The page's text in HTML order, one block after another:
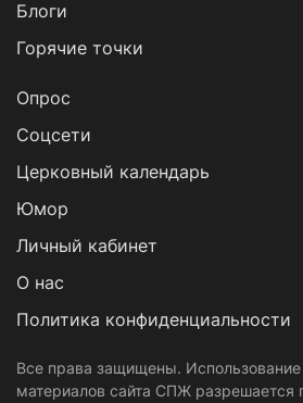
Блоги
Горячие точки
Опрос
Cоцсети
Церковный календарь
Юмор
Личный кабинет
О нас
Политика конфиденциальности
Все права защищены. Использование
материалов сайта СПЖ разрешается